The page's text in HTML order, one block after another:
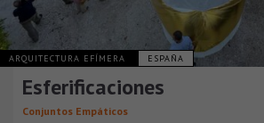
ARQUITECTURA EFÍMERA ESPAÑA
Esferificaciones
Conjuntos Empáticos